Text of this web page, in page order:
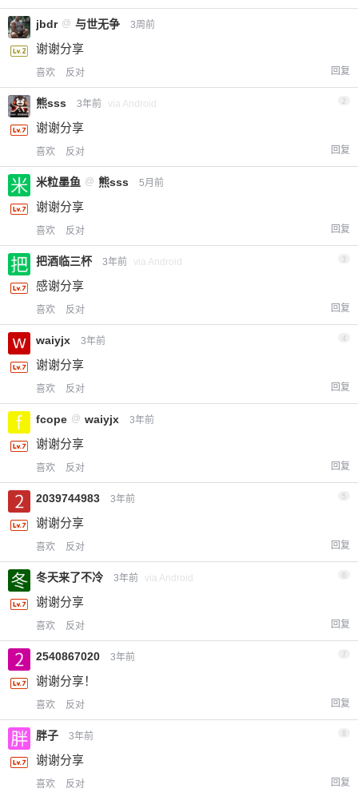
jbdr @ 与世无争 3周前
谢谢分享
喜欢 反对 回复
熊sss 3年前 via Android 2
谢谢分享
喜欢 反对 回复
米粒墨鱼 @ 熊sss 5月前
谢谢分享
喜欢 反对 回复
把酒临三杯 3年前 via Android 3
感谢分享
喜欢 反对 回复
waiyjx 3年前 4
谢谢分享
喜欢 反对 回复
fcope @ waiyjx 3年前
谢谢分享
喜欢 反对 回复
2039744983 3年前 5
谢谢分享
喜欢 反对 回复
冬天来了不冷 3年前 via Android
谢谢分享
喜欢 反对 回复
2540867020 3年前 7
谢谢分享！
喜欢 反对 回复
胖子 3年前
谢谢分享
喜欢 反对 回复